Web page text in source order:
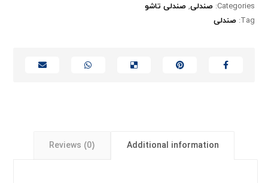
Categories: صندلی, صندلی تاشو
Tag: صندلی
Additional information
Reviews (0)